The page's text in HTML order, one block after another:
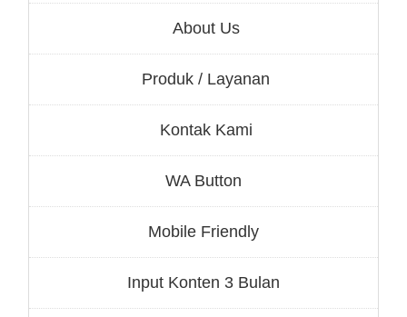
About Us
Produk / Layanan
Kontak Kami
WA Button
Mobile Friendly
Input Konten 3 Bulan